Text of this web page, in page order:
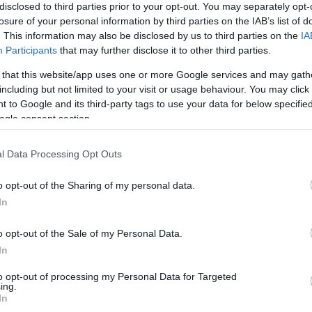
to third parties prior to your opt-out. You may separately
of your personal information by third parties on the IAB’s list of
This information may also be disclosed by us to third parties on the
Participants that may further disclose it to other third parties.
that this website/app uses one or more Google services and may
but not limited to your visit or usage behaviour. You may
to Google and its third-party tags to use your data for below
consent section.
Data Processing Opt Outs
opt-out of the Sharing of my personal data.
opt-out of the Sale of my Personal Data.
opt-out of processing my Personal Data for Targeted
το «φράγμα» του 1 τρισ.
αποτίμηση παραμένει «παγωμένη» στα 11 δισ.
αξία του χρυσού που κατέχει το
Δημόσιο είναι πλέον 90 φορές μεγαλύτερη
δίπλα στο δίκτυο του
τα αποθέματα έχουν
κατά 63%
Στεργίου υπογραμμίζει ότι η λύση που προκρίνεται
εκτροπή προς το φράγμα του Ευήνου δύο
του Αχελώου
4